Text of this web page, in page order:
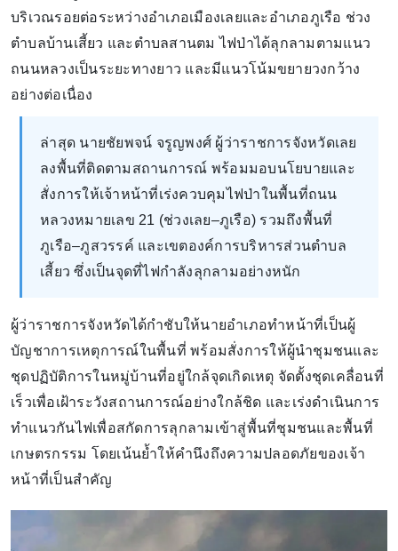
บริเวณรอยต่อระหว่างอำเภอเมืองเลยและอำเภอภูเรือ ช่วง
ตำบลบ้านเสี้ยว และตำบลสานตม ไฟป่าได้ลุกลามตามแนว
ถนนหลวงเป็นระยะทางยาว และมีแนวโน้มขยายวงกว้าง
อย่างต่อเนื่อง
ล่าสุด นายชัยพจน์ จรูญพงศ์ ผู้ว่าราชการจังหวัดเลย
ลงพื้นที่ติดตามสถานการณ์ พร้อมมอบนโยบายและ
สั่งการให้เจ้าหน้าที่เร่งควบคุมไฟป่าในพื้นที่ถนน
หลวงหมายเลข 21 (ช่วงเลย–ภูเรือ) รวมถึงพื้นที่
ภูเรือ–ภูสวรรค์ และเขตองค์การบริหารส่วนตำบล
เสี้ยว ซึ่งเป็นจุดที่ไฟกำลังลุกลามอย่างหนัก
ผู้ว่าราชการจังหวัดได้กำชับให้นายอำเภอทำหน้าที่เป็นผู้
บัญชาการเหตุการณ์ในพื้นที่ พร้อมสั่งการให้ผู้นำชุมชนและ
ชุดปฏิบัติการในหมู่บ้านที่อยู่ใกล้จุดเกิดเหตุ จัดตั้งชุดเคลื่อนที่
เร็วเพื่อเฝ้าระวังสถานการณ์อย่างใกล้ชิด และเร่งดำเนินการ
ทำแนวกันไฟเพื่อสกัดการลุกลามเข้าสู่พื้นที่ชุมชนและพื้นที่
เกษตรกรรม โดยเน้นย้ำให้คำนึงถึงความปลอดภัยของเจ้า
หน้าที่เป็นสำคัญ